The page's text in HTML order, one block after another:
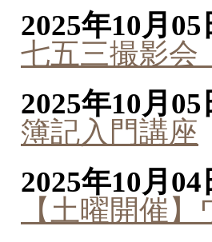
2025年10月05
七五三撮影
2025年10月05
簿記入門講座
2025年10月04
【土曜開催